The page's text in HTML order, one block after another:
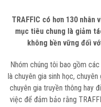
TRAFFIC có hơn 130 nhân
mục tiêu chung là giảm
không bền vững đối
Nhóm chúng tôi bao gồm
là chuyên gia sinh học,
chuyên gia truyền thông hay
việc để đảm bảo rằng